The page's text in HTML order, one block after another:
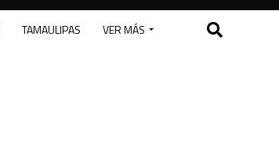
TAMAULIPAS VER MÁS